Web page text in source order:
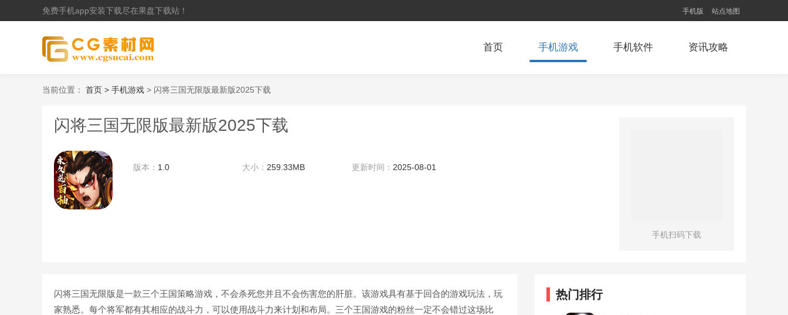
免费手机app安装下载尽在果盘下载站！ 手机版 站点地图
首页 手机游戏 手机软件 资讯攻略
当前位置： 首页 > 手机游戏 > 闪将三国无限版最新版2025下载
闪将三国无限版最新版2025下载
版本： 1.0 大小： 259.33MB 更新时间： 2025-08-01
手机扫码下载
闪将三国无限版是一款三个王国策略游戏，不会杀死您并且不会伤害您的肝脏。该游戏具有基于回合的游戏玩法，玩
家熟悉。每个将军都有其相应的战斗力，可以使用战斗力来计划和布局。三个王国游戏的粉丝一定不会错过这场比
热门排行